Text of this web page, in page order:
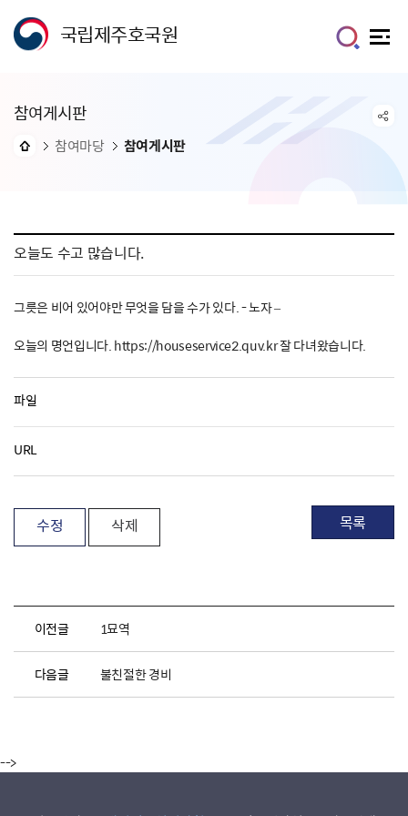
국립제주호국원
참여게시판
참여마당 참여게시판
오늘도 수고 많습니다.
그릇은 비어 있어야만 무엇을 담을 수가 있다. - 노자 –
오늘의 명언입니다. https://houseservice2.quv.kr 잘 다녀왔습니다.
파일
URL
수정 삭제 목록
이전글 1묘역
다음글 불친절한 경비
-->